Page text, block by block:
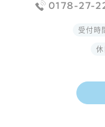
0178-27-
受付時
休